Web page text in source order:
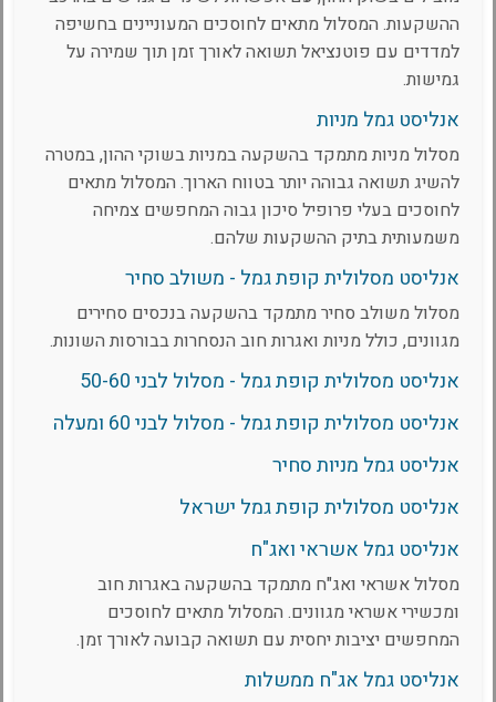
ההשקעות. המסלול מתאים לחוסכים המעוניינים בחשיפה
למדדים עם פוטנציאל תשואה לאורך זמן תוך שמירה על
גמישות.
אנליסט גמל מניות
מסלול מניות מתמקד בהשקעה במניות בשוקי ההון, במטרה
להשיג תשואה גבוהה יותר בטווח הארוך. המסלול מתאים
לחוסכים בעלי פרופיל סיכון גבוה המחפשים צמיחה
משמעותית בתיק ההשקעות שלהם.
אנליסט מסלולית קופת גמל - משולב סחיר
מסלול משולב סחיר מתמקד בהשקעה בנכסים סחירים
מגוונים, כולל מניות ואגרות חוב הנסחרות בבורסות השונות.
אנליסט מסלולית קופת גמל - מסלול לבני 50-60
אנליסט מסלולית קופת גמל - מסלול לבני 60 ומעלה
אנליסט גמל מניות סחיר
אנליסט מסלולית קופת גמל ישראל
אנליסט גמל אשראי ואג"ח
מסלול אשראי ואג"ח מתמקד בהשקעה באגרות חוב
ומכשירי אשראי מגוונים. המסלול מתאים לחוסכים
המחפשים יציבות יחסית עם תשואה קבועה לאורך זמן.
אנליסט גמל אג"ח ממשלות